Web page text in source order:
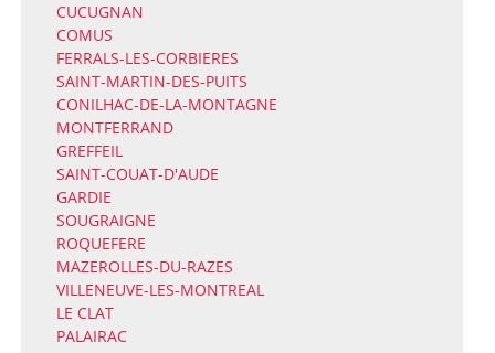
CUCUGNAN
COMUS
FERRALS-LES-CORBIERES
SAINT-MARTIN-DES-PUITS
CONILHAC-DE-LA-MONTAGNE
MONTFERRAND
GREFFEIL
SAINT-COUAT-D'AUDE
GARDIE
SOUGRAIGNE
ROQUEFERE
MAZEROLLES-DU-RAZES
VILLENEUVE-LES-MONTREAL
LE CLAT
PALAIRAC